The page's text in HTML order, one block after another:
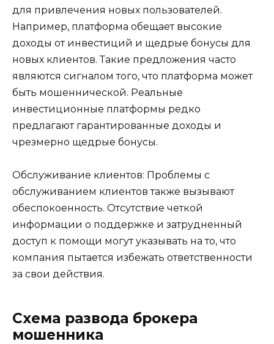
для привлечения новых пользователей.
Например, платформа обещает высокие
доходы от инвестиций и щедрые бонусы для
новых клиентов. Такие предложения часто
являются сигналом того, что платформа может
быть мошеннической. Реальные
инвестиционные платформы редко
предлагают гарантированные доходы и
чрезмерно щедрые бонусы.
Обслуживание клиентов: Проблемы с
обслуживанием клиентов также вызывают
обеспокоенность. Отсутствие четкой
информации о поддержке и затрудненный
доступ к помощи могут указывать на то, что
компания пытается избежать ответственности
за свои действия.
Схема развода брокера
мошенника